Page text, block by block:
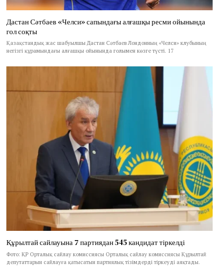
Дастан Сәтбаев «Челси» сапындағы алғашқы ресми ойынында
гол соқты
Қазақстандық жас шабуылшы Дастан Сәтбаев Лондонның «Челси» клубының
негізгі құрамындағы алғашқы ойынында голымен көзге түсті. 17
Құрылтай сайлауына 7 партиядан 545 кандидат тіркелді
Фото: ҚР Орталық сайлау комиссиясы Орталық сайлау комиссиясы Құрылтай
депутаттарын сайлауға қатысатын партиялық тізімдерді тіркеуді аяқтады.